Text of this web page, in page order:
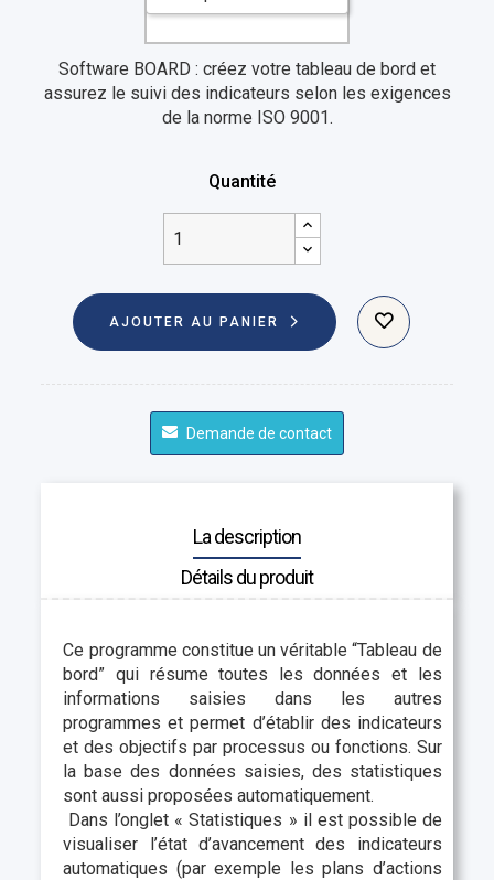
Software BOARD : créez votre tableau de bord et
assurez le suivi des indicateurs selon les exigences
de la norme ISO 9001.
Quantité
AJOUTER AU PANIER
Demande de contact
La description
Détails du produit
Ce programme constitue un véritable “Tableau de
bord” qui résume toutes les données et les
informations saisies dans les autres
programmes et permet d’établir des indicateurs
et des objectifs par processus ou fonctions. Sur
la base des données saisies, des statistiques
sont aussi proposées automatiquement.
Dans l’onglet « Statistiques » il est possible de
visualiser l’état d’avancement des indicateurs
automatiques (par exemple les plans d’actions